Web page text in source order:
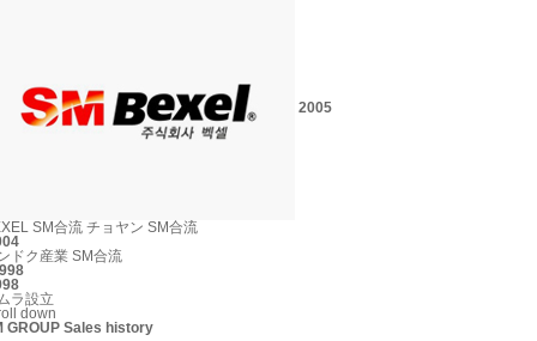
2005
SM合流 チョヤン SM合流
ドク産業 SM合流
ラ設立
down
GROUP Sales history